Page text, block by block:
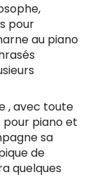
pour
au piano
, avec toute
piano et
sa
de
quelques